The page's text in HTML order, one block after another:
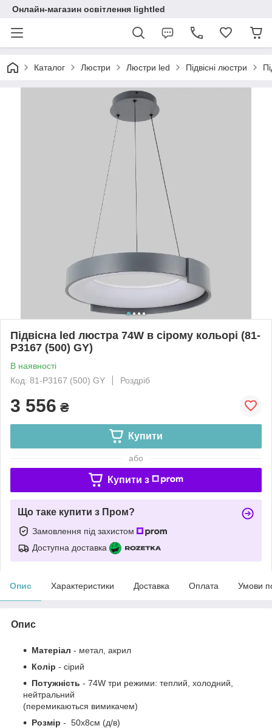
Онлайн-магазин освітлення lightled
Каталог Люстри Люстри led Підвісні люстри
Підвісна led люстра 74W в сірому кольорі (81-
P3167 (500) GY)
В наявності
Код: 81-P3167 (500) GY
Роздріб
3 556 ₴
Купити
або
Купити з
Що таке купити з Пром?
Замовлення під захистом
Доступна доставка
Опис Характеристики Доставка Оплата Умови
Опис
Матеріал - метал, акрил
Колір - сірий
Потужність - 74W три режими: теплий, холодний,
нейтральний
(перемикаються вимикачем)
Розмір - 50х8см (д/в)